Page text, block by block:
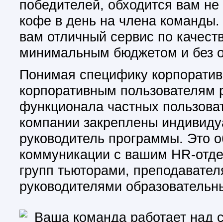
победителей, обходится вам
кофе в день на члена
вам отличный сервис по
минимальным бюджетом и без
Понимая специфику
корпоративным
функционала частных
компании закреплены
руководитель программы. Это
коммуникации с вашим HR-
групп тьюторами,
руководителями
Ваша команда работает над